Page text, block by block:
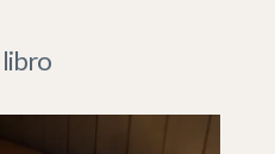
libro